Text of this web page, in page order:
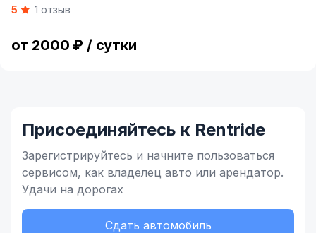
of5
1 отзыв
от 2000 ₽ / сутки
Присоединяйтесь к Rentride
Зарегистрируйтесь и начните пользоваться
сервисом, как владелец авто или арендатор.
Удачи на дорогах
Сдать автомобиль